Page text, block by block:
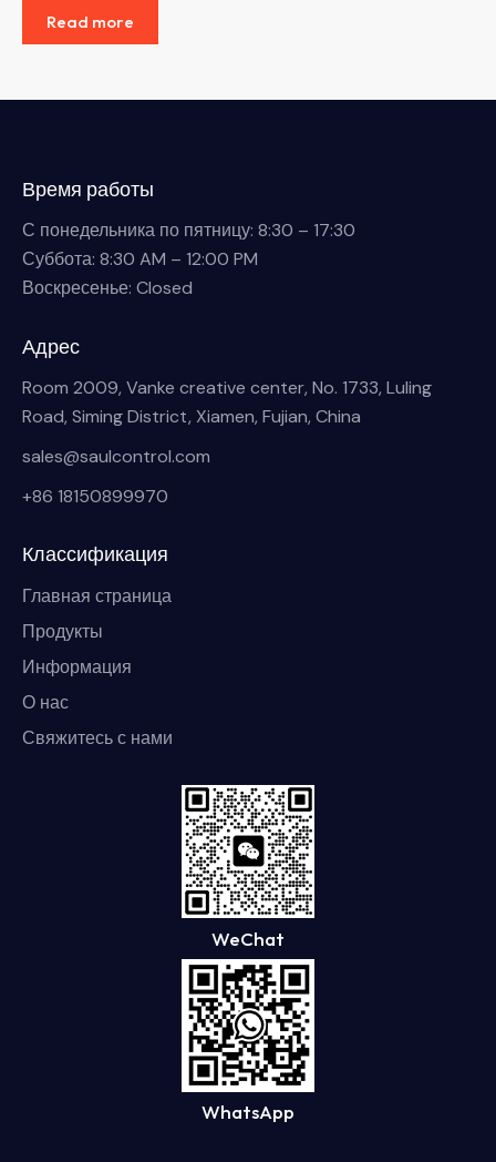
Read more
Время работы
С понедельника по пятницу: 8:30 – 17:30
Суббота: 8:30 AM – 12:00 PM
Воскресенье: Closed
Адрес
Room 2009, Vanke creative center, No. 1733, Luling
Road, Siming District, Xiamen, Fujian, China
sales@saulcontrol.com
+86 18150899970
Классификация
Главная страница
Продукты
Информация
О нас
Свяжитесь с нами
WeChat
WhatsApp